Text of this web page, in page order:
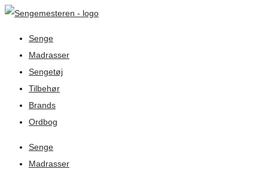
Senge
Madrasser
Sengetøj
Tilbehør
Brands
Ordbog
Senge
Madrasser